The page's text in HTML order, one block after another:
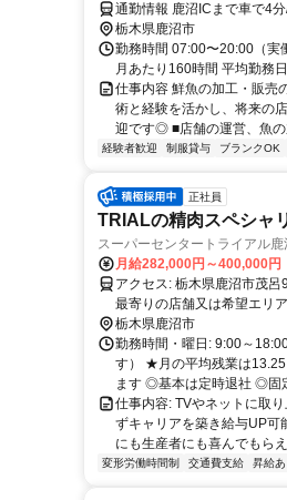
通勤情報 鹿沼ICまで車で4
栃木県鹿沼市
勤務時間 07:00〜20:00（実
月あたり160時間 平均勤務
仕事内容 鮮魚の加工・販売
術と経験を活かし、将来の
迎です◎ ■店舗の運営、魚
経験者歓迎 制服貸与 ブランクOK
正社員
TRIALの精肉スペシャ
スーパーセンタートライアル鹿
月給282,000円～400,000円
アクセス: 栃木県鹿沼市茂呂923番7 勤務地：配属は所在地の都道府県 ※初任地は
最寄りの店舗又は希望エリ
務いずれか希望を選択できま
栃木県鹿沼市
勤務時間・曜日: 9:00～
す） ★月の平均残業は
ます ◎基本は定時退社 ◎固
仕事内容: TVやネットに取
ずキャリアを築き給与UP可
にも生産者にも喜んでもら
変形労働時間制 交通費支給 昇給あ